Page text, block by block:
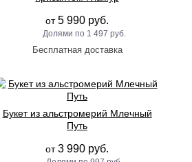
от5 990 руб.
1 497 руб.
Букет из альстромерий Млечный
Путь
от3 990 руб.